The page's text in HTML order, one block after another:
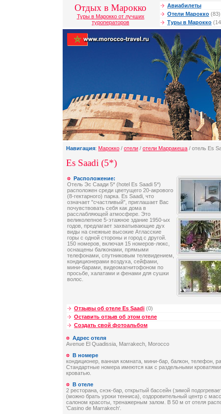
Отдых в Марокко
Туры в Марокко от лучших
туроператоров
Авиабилеты
Отели Марокко (83)
Туры в Марокко
Навигация: Марокко / отели / отели Марракеша / отель Es
Es Saadi (5*)
Расположение:
Отель Эс Саади 5* (hotel Es Saadi 5*)
расположен среди цветущего 20-акрового
(8-гектарного) парка. Es Saadi, что
означает "счастливый", приглашает Вас
почувствовать себя как дома в
расслабляющей атмосфере. Это
великолепное 5-этажное здание 1950-ых
годов, предлагает захватывающие дух
виды на снежные высокие Атласские
горы с одной стороны и город с другой.
150 номеров, включая 15 номеров-люкс,
оснащены балконами, прямыми
телефонами, спутниковым телевидением,
кондиционерами воздуха, сейфами,
мини-барами, видеомагнитофоном по
просьбе, халатами и фенами для сушки
волос.
Отзывы об отеле Es Saadi (0)
Оставить отзыв об этом отеле
Создать свой фотоальбом
Адрес отеля
Avenue El Quadissia, Marrakech, Morocco
В номере
кондиционер, ванная комната, мини-бар, балкон, телефон,
Стандартные номера имеются как с раздельными
кроватью.
В отеле
2 ресторана, снэк-бар, открытый бассейн (зимой
(можно брать уроки тенниса), оздоровительный центр с
салоном красоты, тренажерным залом. В 50 м от отеля
'Casino de Marrakech'.